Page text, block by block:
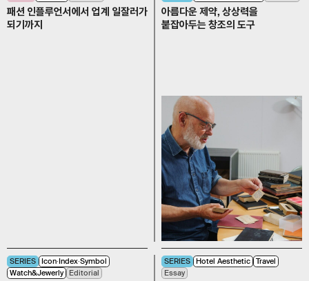
패션 인플루언서에서 업계 일잘러가
되기까지
아름다운 제약, 상상력을
붙잡아두는 창조의 도구
SERIES Icon∙Index∙Symbol
Watch&Jewerly
Editorial
SERIES Hotel Aesthetic Travel
Essay